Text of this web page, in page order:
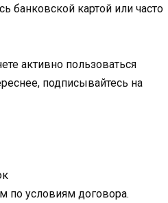
банковской картой или часто
активно пользоваться
подписывайтесь на
по условиям договора.